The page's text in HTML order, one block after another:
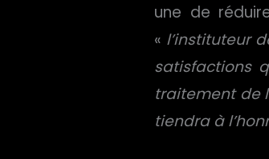
une de
« l’instituteur
satisfactions
traitement de
tiendra à